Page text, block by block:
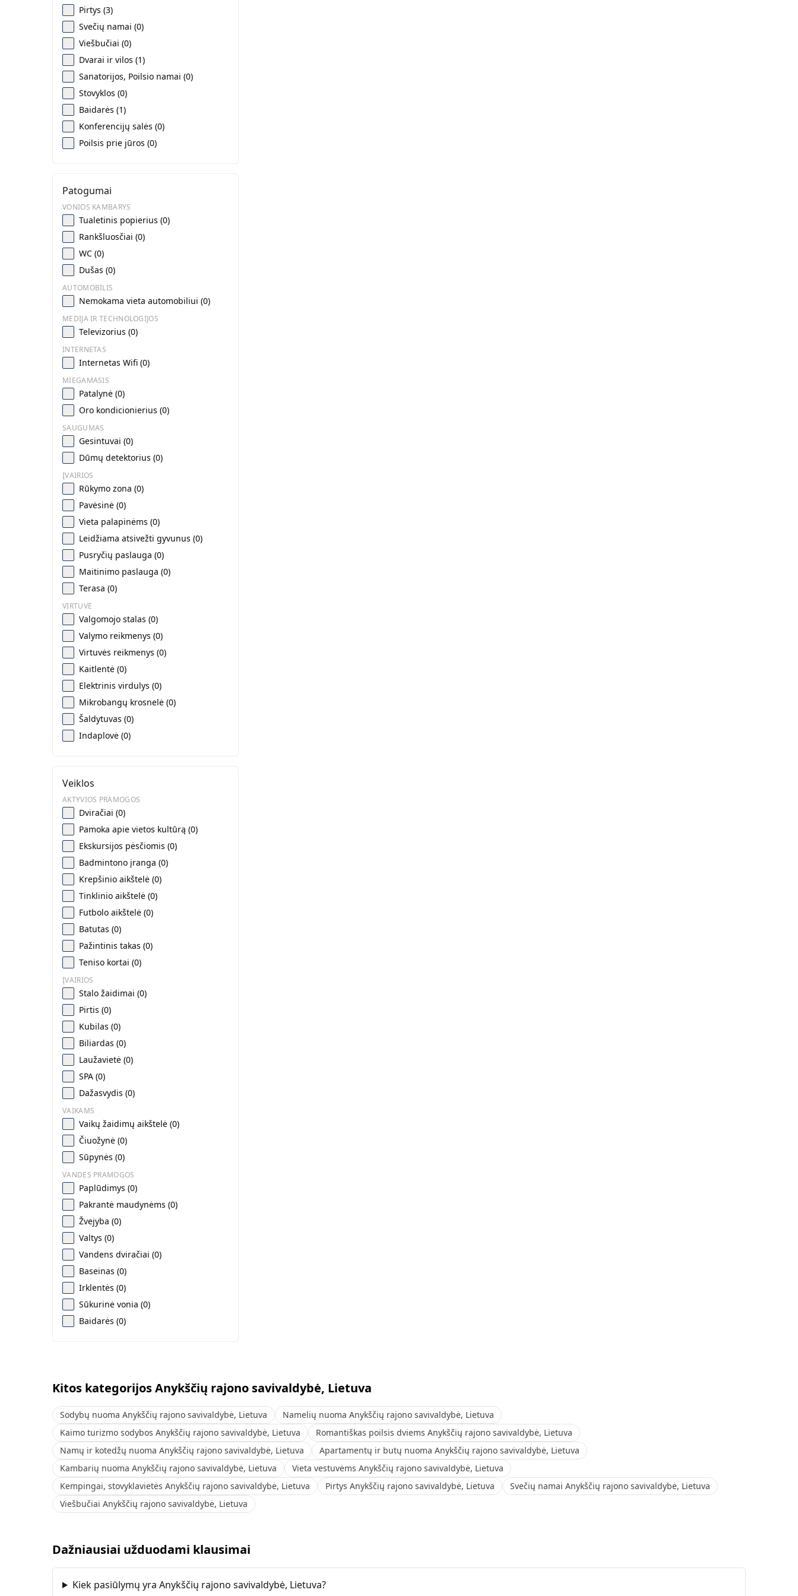
Pirtys (3)
Svečių namai (0)
Viešbučiai (0)
Dvarai ir vilos (1)
Sanatorijos, Poilsio namai (0)
Stovyklos (0)
Baidarės (1)
Konferencijų salės (0)
Poilsis prie jūros (0)
Patogumai
VONIOS KAMBARYS
Tualetinis popierius (0)
Rankšluosčiai (0)
WC (0)
Dušas (0)
AUTOMOBILIS
Nemokama vieta automobiliui (0)
MEDIJA IR TECHNOLOGIJOS
Televizorius (0)
INTERNETAS
Internetas Wifi (0)
MIEGAMASIS
Patalynė (0)
Oro kondicionierius (0)
SAUGUMAS
Gesintuvai (0)
Dūmų detektorius (0)
ĮVAIRIOS
Rūkymo zona (0)
Pavėsinė (0)
Vieta palapinėms (0)
Leidžiama atsivežti gyvunus (0)
Pusryčių paslauga (0)
Maitinimo paslauga (0)
Terasa (0)
VIRTUVĖ
Valgomojo stalas (0)
Valymo reikmenys (0)
Virtuvės reikmenys (0)
Kaitlentė (0)
Elektrinis virdulys (0)
Mikrobangų krosnelė (0)
Šaldytuvas (0)
Indaplovė (0)
Veiklos
AKTYVIOS PRAMOGOS
Dviračiai (0)
Pamoka apie vietos kultūrą (0)
Ekskursijos pėsčiomis (0)
Badmintono įranga (0)
Krepšinio aikštelė (0)
Tinklinio aikštelė (0)
Futbolo aikštelė (0)
Batutas (0)
Pažintinis takas (0)
Teniso kortai (0)
ĮVAIRIOS
Stalo žaidimai (0)
Pirtis (0)
Kubilas (0)
Biliardas (0)
Laužavietė (0)
SPA (0)
Dažasvydis (0)
VAIKAMS
Vaikų žaidimų aikštelė (0)
Čiuožynė (0)
Sūpynės (0)
VANDES PRAMOGOS
Paplūdimys (0)
Pakrantė maudynėms (0)
Žvejyba (0)
Valtys (0)
Vandens dviračiai (0)
Baseinas (0)
Irklentės (0)
Sūkurinė vonia (0)
Baidarės (0)
Kitos kategorijos Anykščių rajono savivaldybė, Lietuva
Sodybų nuoma Anykščių rajono savivaldybė, Lietuva
Namelių nuoma Anykščių rajono savivaldybė, Lietuva
Kaimo turizmo sodybos Anykščių rajono savivaldybė, Lietuva
Romantiškas poilsis dviems Anykščių rajono savivaldybė, Lietuva
Namų ir kotedžų nuoma Anykščių rajono savivaldybė, Lietuva
Apartamentų ir butų nuoma Anykščių rajono savivaldybė, Lietuva
Kambarių nuoma Anykščių rajono savivaldybė, Lietuva
Vieta vestuvėms Anykščių rajono savivaldybė, Lietuva
Kempingai, stovyklavietės Anykščių rajono savivaldybė, Lietuva
Pirtys Anykščių rajono savivaldybė, Lietuva
Svečių namai Anykščių rajono savivaldybė, Lietuva
Viešbučiai Anykščių rajono savivaldybė, Lietuva
Dažniausiai užduodami klausimai
Kiek pasiūlymų yra Anykščių rajono savivaldybė, Lietuva?